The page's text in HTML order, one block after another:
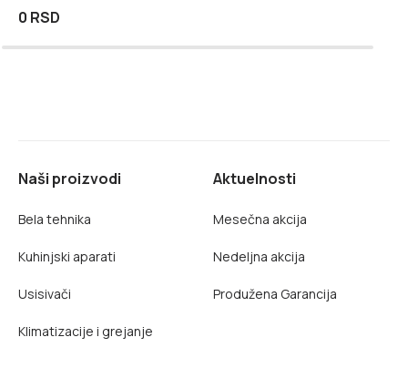
0 RSD
Naši proizvodi
Bela tehnika
Kuhinjski aparati
Usisivači
Klimatizacije i grejanje
Aktuelnosti
Mesečna akcija
Nedeljna akcija
Produžena Garancija